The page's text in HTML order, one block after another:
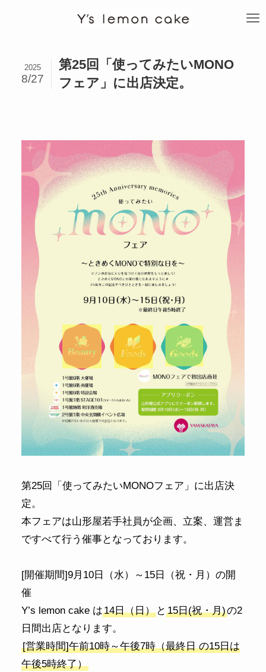
第25回「使ってみたいMONO
フェア」に出店決定。
2025
8/27
第25回「使ってみたいMONOフェア」に出店決
定。
本フェアは山形屋若手社員が企画、立案、運営ま
ですべて行う催事となっております。
[開催期間]9月10日（水）～15日（祝・月）の開
催
Y’s lemon cake は14日（日）と 15日(祝・月)の2
日間出店となります。
[営業時間]午前10時～午後7時（最終日 の15日は
午後5時終了）